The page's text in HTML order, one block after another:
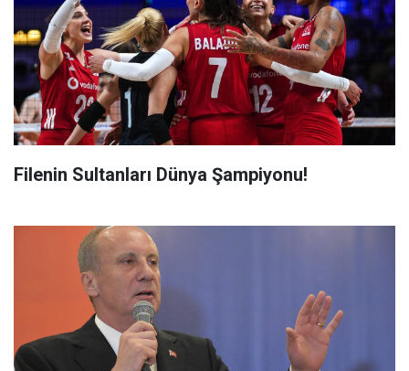
Filenin Sultanları Dünya Şampiyonu!